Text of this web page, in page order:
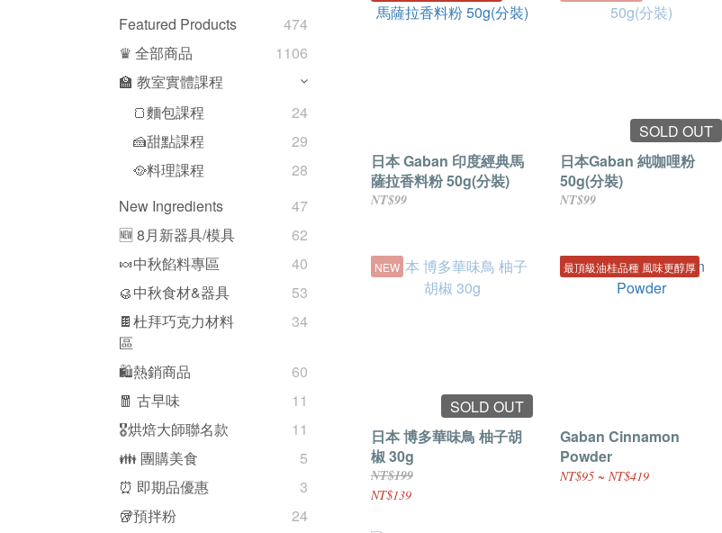
Featured Products
474
♛ 全部商品
1106
🏫 教室實體課程
🍞麵包課程
24
🍰甜點課程
29
🥘料理課程
28
New Ingredients
47
🆕 8月新器具/模具
62
🍬中秋餡料專區
40
🥮中秋食材&器具
53
🍫杜拜巧克力材料
區
34
🛍熱銷商品
60
🧧 古早味
11
🎖️烘焙大師聯名款
11
👪 團購美食
5
⏰ 即期品優惠
3
🥡預拌粉
24
日本 Gaban 印度經典馬
薩拉香料粉 50g(分裝)
NT$99
SOLD OUT
日本Gaban 純咖哩粉
50g(分裝)
NT$99
NEW
SOLD OUT
日本 博多華味鳥 柚子胡
椒 30g
NT$199
NT$139
最頂級油桂品種 風味更醇厚
Gaban Cinnamon
Powder
NT$95 ~ NT$419